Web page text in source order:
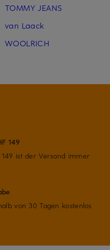
TOMMY JEANS
van Laack
WOOLRICH
149
ist der Versand immer
von 30 Tagen kostenlos